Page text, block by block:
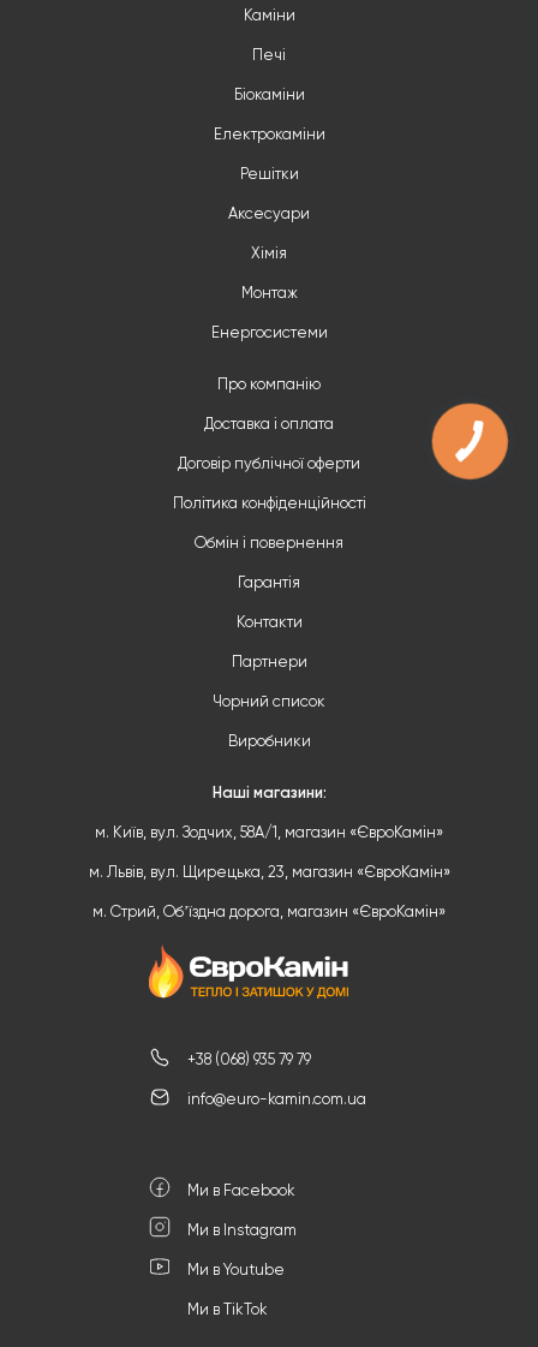
+38 (068) 935 79 79
info@euro-kamin.com.ua
Ми в Facebook
Ми в Instagram
Ми в Youtube
Ми в TikTok
Каміни
Печі
Біокаміни
Електрокаміни
Решітки
Аксесуари
Хімія
Монтаж
Енергосистеми
Про компанію
Доставка і оплата
Договір публічної оферти
Політика конфіденційності
Обмін і повернення
Гарантія
Контакти
Партнери
Чорний список
Виробники
Наші магазини:
м. Київ, вул. Зодчих, 58А/1, магазин «ЄвроКамін»
м. Львів, вул. Щирецька, 23, магазин «ЄвроКамін»
м. Стрий, Обʼїздна дорога, магазин «ЄвроКамін»